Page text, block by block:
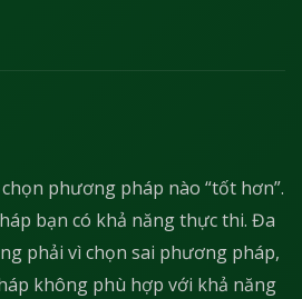
phương pháp nào “tốt hơn”.
bạn có khả năng thực thi. Đa
phải vì chọn sai phương pháp,
không phù hợp với khả năng